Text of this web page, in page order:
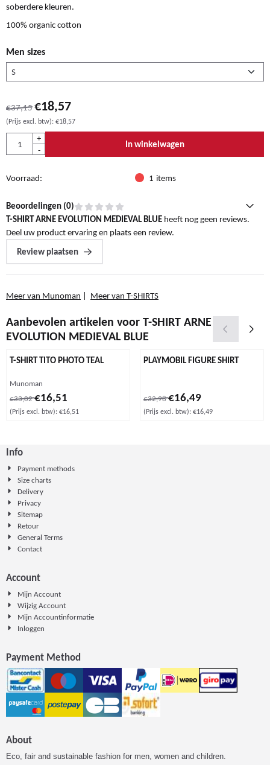
soberdere kleuren.
100% organic cotton
Men sizes
€37,15€18,57
(Prijs excl. btw): €18,57
+
-
In winkelwagen
Voorraad: 1 items
Beoordelingen (0)
T-SHIRT ARNE EVOLUTION MEDIEVAL BLUE heeft nog geen reviews.
Deel uw product ervaring en plaats een review.
Review plaatsen
Meer van Munoman Meer van T-SHIRTS
Aanbevolen artikelen voor T-SHIRT ARNE
EVOLUTION MEDIEVAL BLUE
T-SHIRT TITO PHOTO TEAL
Merk:
Munoman
Van 33,02 voor 16,51, exclusief btw: 16,51
€33,02€16,51
(Prijs excl. btw): €16,51
PLAYMOBIL FIGURE SHIRT
Van 32,98 voor 16,49, exclusief
€32,98€16,49
(Prijs excl. btw): €16,49
Info
Payment methods
Size charts
Delivery
Privacy
Sitemap
Retour
General Terms
Contact
Account
Mijn Account
Wijzig Account
Mijn Accountinformatie
Inloggen
Payment Method
About
Eco, fair and sustainable fashion for men, women and children.